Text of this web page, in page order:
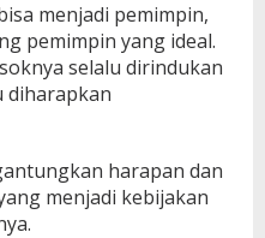
menjadi pemimpin,
pemimpin yang ideal.
selalu dirindukan
diharapkan
harapan dan
menjadi kebijakan